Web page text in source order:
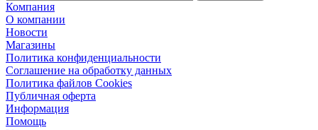
Компания
О компании
Новости
Магазины
Политика конфиденциальности
Соглашение на обработку данных
Политика файлов Cookies
Публичная оферта
Информация
Помощь